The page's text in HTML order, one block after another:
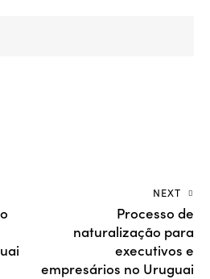
NEXT
Processo de
naturalização para
executivos e
empresários no Uruguai